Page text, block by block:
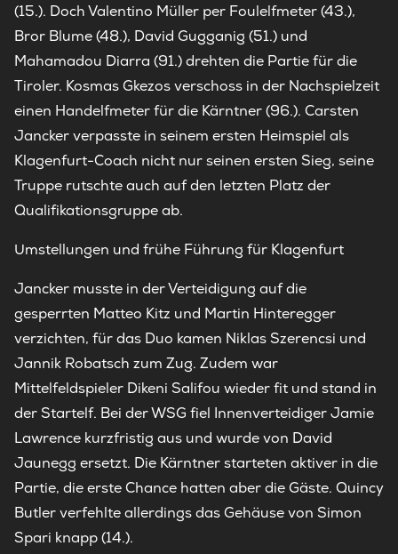
(15.). Doch Valentino Müller per Foulelfmeter (43.),
Bror Blume (48.), David Gugganig (51.) und
Mahamadou Diarra (91.) drehten die Partie für die
Tiroler. Kosmas Gkezos verschoss in der Nachspielzeit
einen Handelfmeter für die Kärntner (96.). Carsten
Jancker verpasste in seinem ersten Heimspiel als
Klagenfurt-Coach nicht nur seinen ersten Sieg, seine
Truppe rutschte auch auf den letzten Platz der
Qualifikationsgruppe ab.
Umstellungen und frühe Führung für Klagenfurt
Jancker musste in der Verteidigung auf die
gesperrten Matteo Kitz und Martin Hinteregger
verzichten, für das Duo kamen Niklas Szerencsi und
Jannik Robatsch zum Zug. Zudem war
Mittelfeldspieler Dikeni Salifou wieder fit und stand in
der Startelf. Bei der WSG fiel Innenverteidiger Jamie
Lawrence kurzfristig aus und wurde von David
Jaunegg ersetzt. Die Kärntner starteten aktiver in die
Partie, die erste Chance hatten aber die Gäste. Quincy
Butler verfehlte allerdings das Gehäuse von Simon
Spari knapp (14.).